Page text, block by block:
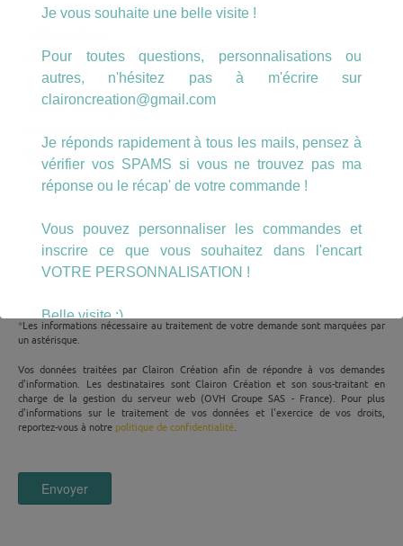
Votre message
*Les informations nécessaire au traitement de votre demande sont marquées par
un astérisque.
Vos données traitées par Clairon Création afin de répondre à vos demandes
d'information. Les destinataires sont Clairon Création et son sous-traitant en
charge de la gestion du serveur web (OVH Groupe SAS - France). Pour plus
d'informations sur le traitement de vos données et l'exercice de vos droits,
reportez-vous à notre politique de confidentialité
laisser
ce
Je vous souhaite une belle visite !
Pour toutes questions, personnalisations ou
autres, n'hésitez pas à m'écrire sur
claironcreation@gmail.com
Je réponds rapidement à tous les mails, pensez à
vérifier vos SPAMS si vous ne trouvez pas ma
réponse ou le récap' de votre commande !
Vous pouvez personnaliser les commandes et
inscrire ce que vous souhaitez dans l'encart
VOTRE PERSONNALISATION !
Belle visite :)